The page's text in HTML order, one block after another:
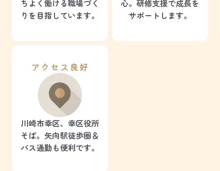
ちよく働ける職場づく
りを目指しています。
心。研修支援で成長を
サポートします。
アクセス良好
川崎市幸区、幸区役所
そば。矢向駅徒歩圏＆
バス通勤も便利です。